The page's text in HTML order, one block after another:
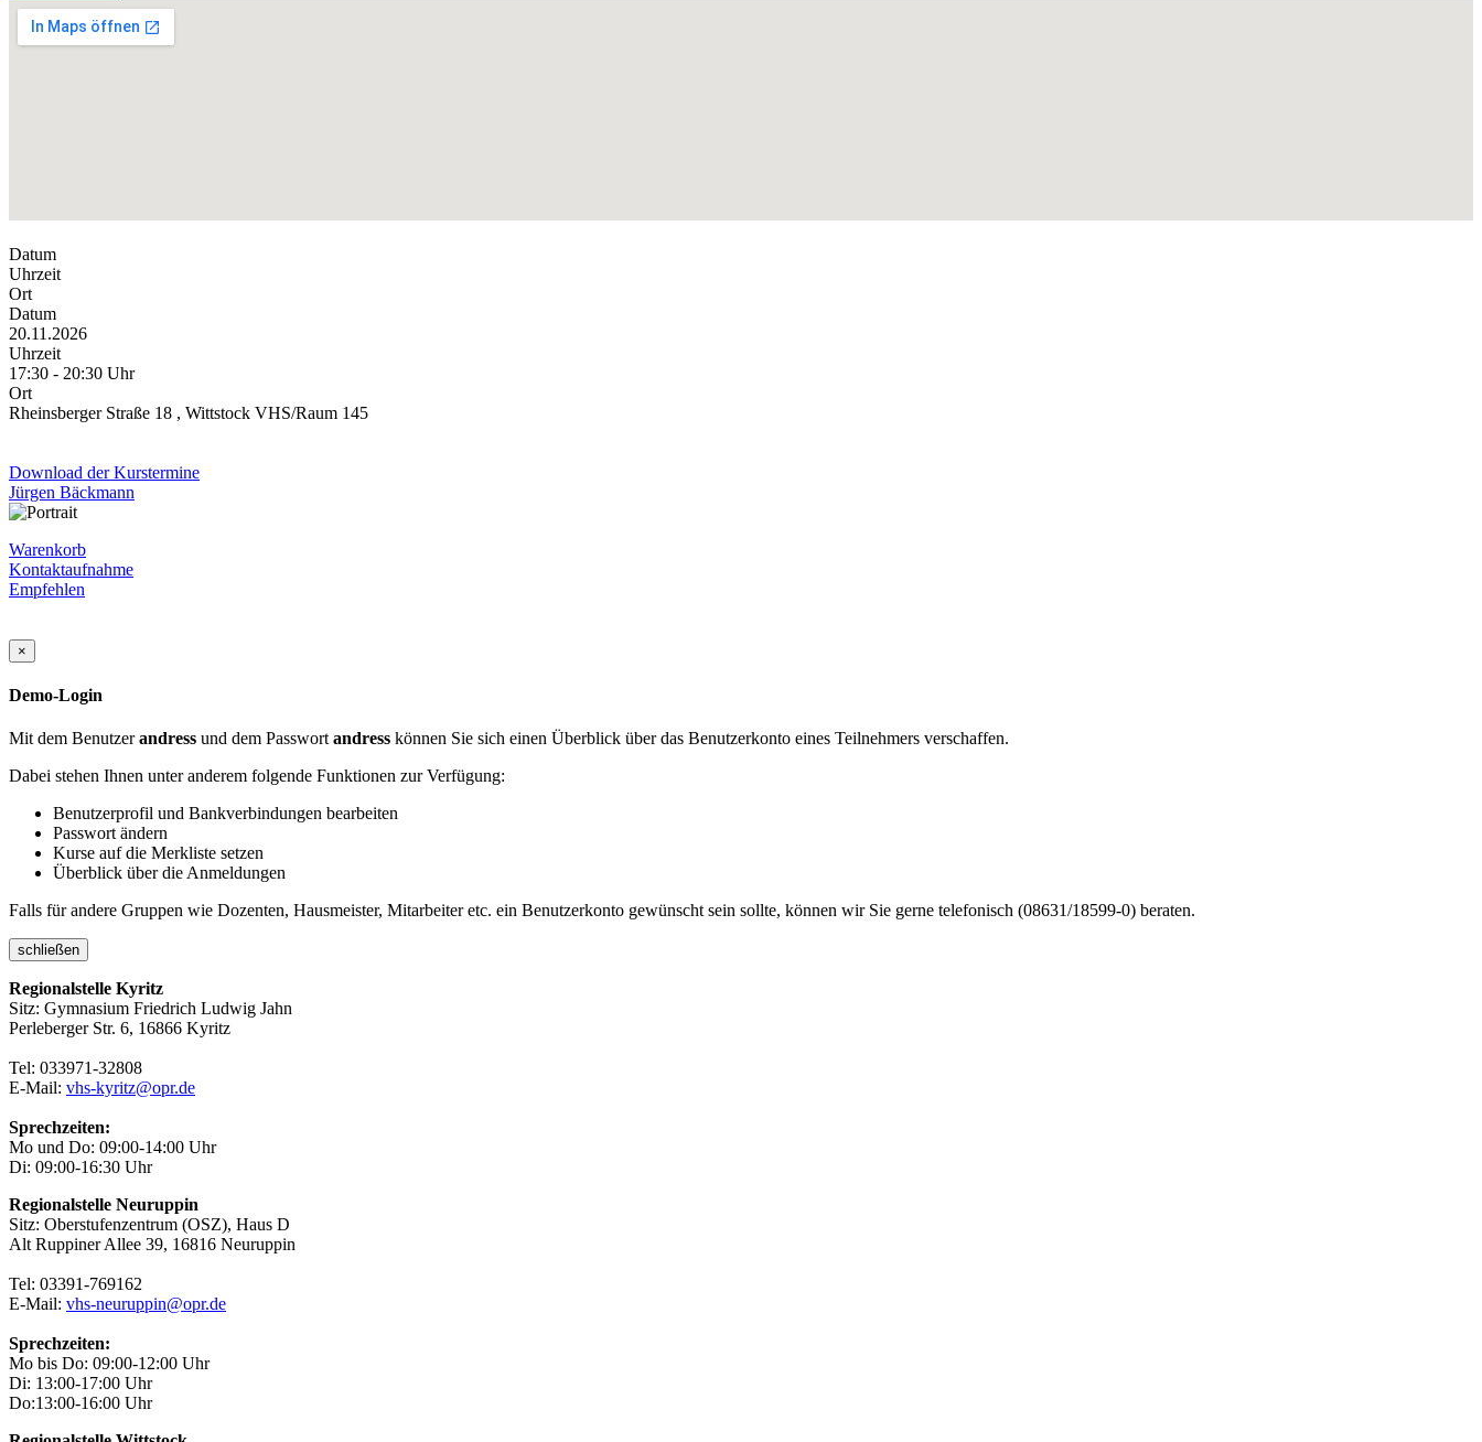
Datum
Uhrzeit
Ort
Datum
20.11.2026
Uhrzeit
17:30 - 20:30 Uhr
Ort
Rheinsberger Straße 18 , Wittstock VHS/Raum 145
Download der Kurstermine
Jürgen Bäckmann
Warenkorb
Kontaktaufnahme
Empfehlen
×
Demo-Login
Mit dem Benutzerandress und dem Passwort andress können Sie sich einen Überblick über das Benutzerkonto eines Teilnehmers verschaffen.
Dabei stehen Ihnen unter anderem folgende Funktionen zur Verfügung:
Benutzerprofil und Bankverbindungen bearbeiten
Passwort ändern
Kurse auf die Merkliste setzen
Überblick über die Anmeldungen
Falls für andere Gruppen wie Dozenten, Hausmeister, Mitarbeiter etc. ein Benutzerkonto gewünscht sein sollte, können wir Sie gerne telefonisch (08631/18599-0) beraten.
schließen
Regionalstelle Kyritz
Sitz: Gymnasium Friedrich Ludwig Jahn
Perleberger Str. 6, 16866 Kyritz
Tel: 033971-32808
E-Mail: vhs-kyritz@opr.de
Sprechzeiten:
Mo und Do: 09:00-14:00 Uhr
Di: 09:00-16:30 Uhr
Regionalstelle Neuruppin
Sitz: Oberstufenzentrum (OSZ), Haus D
Alt Ruppiner Allee 39, 16816 Neuruppin
Tel: 03391-769162
E-Mail: vhs-neuruppin@opr.de
Sprechzeiten:
Mo bis Do: 09:00-12:00 Uhr
Di: 13:00-17:00 Uhr
Do:13:00-16:00 Uhr